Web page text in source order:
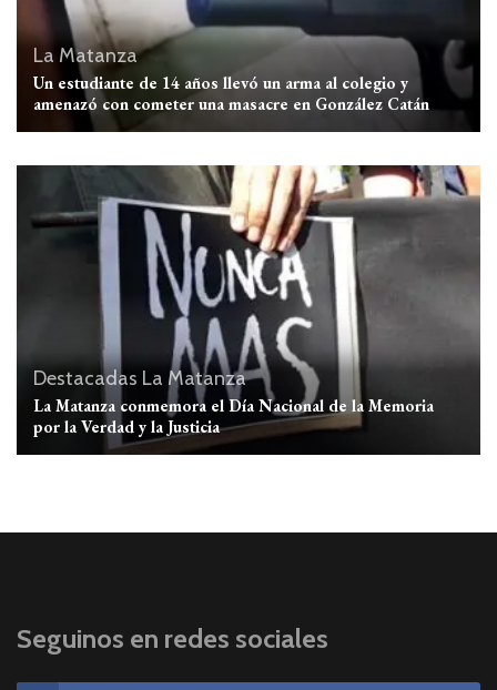
La Matanza
Un estudiante de 14 años llevó un arma al colegio y
amenazó con cometer una masacre en González Catán
Destacadas La Matanza
La Matanza conmemora el Día Nacional de la Memoria
por la Verdad y la Justicia
Seguinos en redes sociales